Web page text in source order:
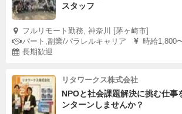
スタッフ
フルリモート勤務, 神奈川 [茅ヶ崎市]
パート,副業/パラレルキャリア
時給1,800
長期歓迎
リタワークス株式会社
NPOと社会課題解決に挑む仕事
ンターンしませんか？